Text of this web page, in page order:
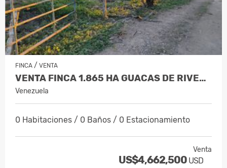
FINCA / VENTA
VENTA FINCA 1.865 HA GUACAS DE RIVERA…
Venezuela
0 Habitaciones / 0 Baños / 0 Estacionamiento
Venta
US$4,662,500 USD